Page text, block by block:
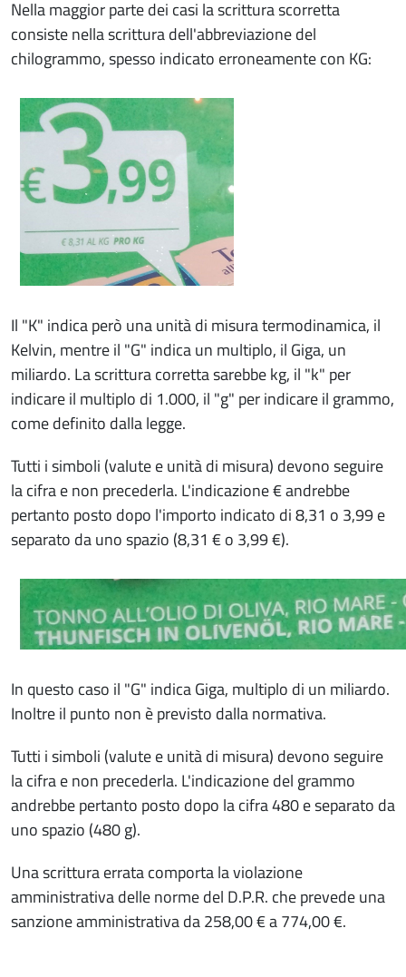
Nella maggior parte dei casi la scrittura scorretta
consiste nella scrittura dell'abbreviazione del
chilogrammo, spesso indicato erroneamente con KG:
Il "K" indica però una unità di misura termodinamica, il
Kelvin, mentre il "G" indica un multiplo, il Giga, un
miliardo. La scrittura corretta sarebbe kg, il "k" per
indicare il multiplo di 1.000, il "g" per indicare il grammo,
come definito dalla legge.
Tutti i simboli (valute e unità di misura) devono seguire
la cifra e non precederla. L'indicazione € andrebbe
pertanto posto dopo l'importo indicato di 8,31 o 3,99 e
separato da uno spazio (8,31 € o 3,99 €).
In questo caso il "G" indica Giga, multiplo di un miliardo.
Inoltre il punto non è previsto dalla normativa.
Tutti i simboli (valute e unità di misura) devono seguire
la cifra e non precederla. L'indicazione del grammo
andrebbe pertanto posto dopo la cifra 480 e separato da
uno spazio (480 g).
Una scrittura errata comporta la violazione
amministrativa delle norme del D.P.R. che prevede una
sanzione amministrativa da 258,00 € a 774,00 €.